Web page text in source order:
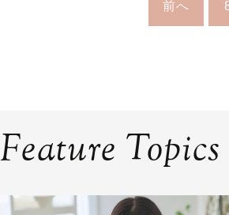
前へ
Feature Topics